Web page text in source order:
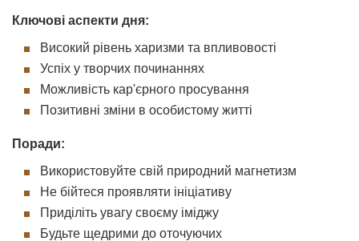
Ключові аспекти дня:
Високий рівень харизми та впливовості
Успіх у творчих починаннях
Можливість кар'єрного просування
Позитивні зміни в особистому житті
Поради:
Використовуйте свій природний магнетизм
Не бійтеся проявляти ініціативу
Приділіть увагу своєму іміджу
Будьте щедрими до оточуючих